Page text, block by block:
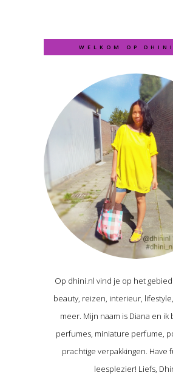
WELKOM OP
Op dhini.nl vind je op het
beauty, reizen, interieur,
meer. Mijn naam is Diana en ik
perfumes, miniature perfume,
prachtige verpakkingen. Have
leesplezier! Liefs,